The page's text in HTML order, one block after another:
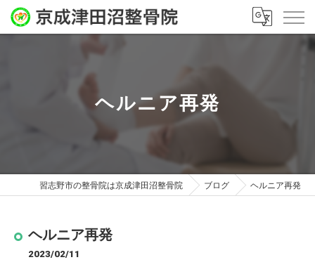
ヘルニア再発
習志野市の整骨院は京成津田沼整骨院 ブログ ヘルニア再発
ヘルニア再発
2023/02/11